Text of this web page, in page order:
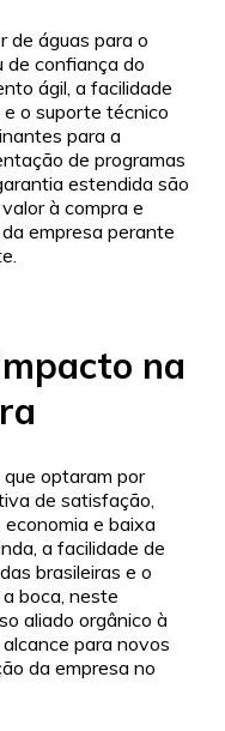
de águas para o
de confiança do
ágil, a facilidade
o suporte técnico
para a
de programas
estendida são
à compra e
empresa perante
na
optaram por
de satisfação,
e baixa
a facilidade de
brasileiras e o
boca, neste
aliado orgânico à
para novos
da empresa no